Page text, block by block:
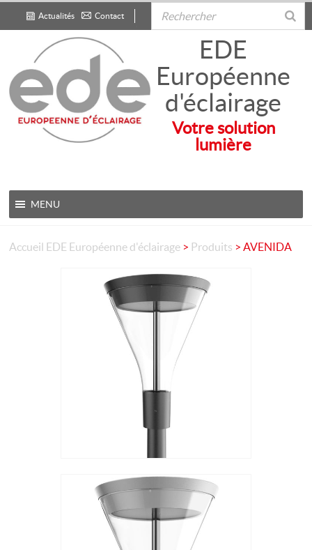
Contact
Actualités
EDE
Européenne
d'éclairage
Votre solution
lumière
MENU
Accueil EDE Européenne d'éclairage > Produits >AVENIDA